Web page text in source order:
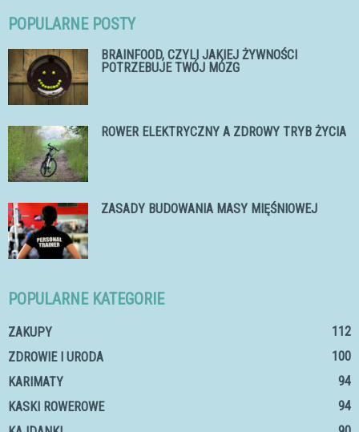
POPULARNE POSTY
BRAINFOOD, CZYLI JAKIEJ ŻYWNOŚCI
POTRZEBUJE TWÓJ MÓZG
ROWER ELEKTRYCZNY A ZDROWY TRYB ŻYCIA
ZASADY BUDOWANIA MASY MIĘŚNIOWEJ
POPULARNE KATEGORIE
ZAKUPY
112
ZDROWIE I URODA
100
KARIMATY
94
KASKI ROWEROWE
94